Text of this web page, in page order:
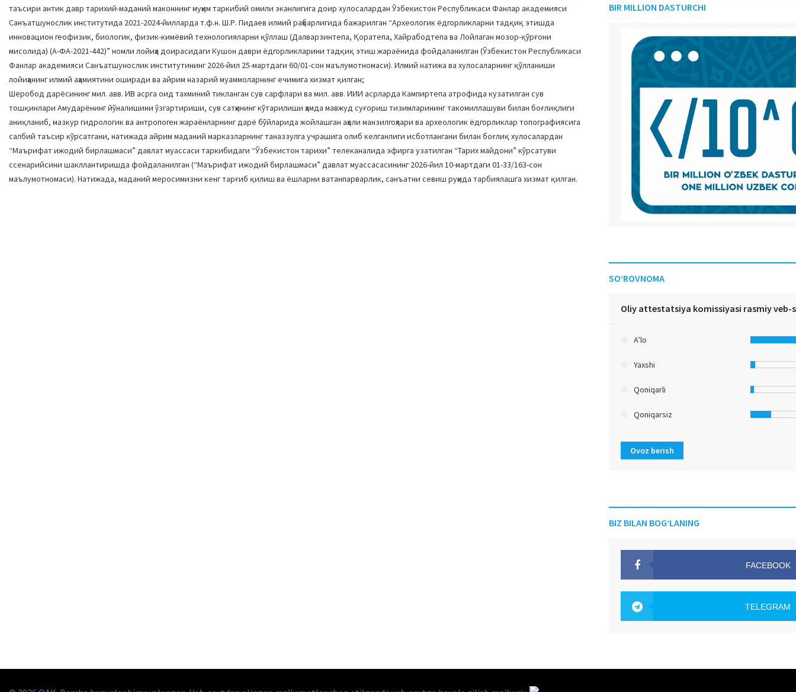
таъсири антик давр тарихий-маданий маконнинг муҳим таркибий омили эканлигига доир хулосалардан Ўзбекистон Республикаси Фанлар академияси
Санъатшунослик институтида 2021-2024-йилларда т.ф.н. Ш.Р. Пидаев илмий раҳбарлигида бажарилган “Археологик ёдгорликларни тадқиқ этишда
инновацион геофизик, биологик, физик-кимёвий технологияларни қўллаш (Далварзинтепа, Қоратепа, Хайрабодтепа ва Лойлаган мозор-қўрғони
мисолида) (А-ФА-2021-442)” номли лойиҳа доирасидаги Кушон даври ёдгорликларини тадқиқ этиш жараёнида фойдаланилган (Ўзбекистон Республикаси
Фанлар академияси Санъатшунослик институтининг 2026-йил 25-мартдаги 60/01-сон маълумотномаси). Илмий натижа ва хулосаларнинг қўлланиши
лойиҳанинг илмий аҳамиятини оширади ва айрим назарий муаммоларнинг ечимига хизмат қилган;
Шеробод дарёсининг мил. авв. ИВ асрга оид тахминий тикланган сув сарфлари ва мил. авв. ИИИ асрларда Кампиртепа атрофида кузатилган сув
тошқинлари Амударёнинг йўналишини ўзгартириши, сув сатҳининг кўтарилиши ҳамда мавжуд суғориш тизимларининг такомиллашуви билан боғлиқлиги
аниқланиб, мазкур гидрологик ва антропоген жараёнларнинг дарё бўйларида жойлашган аҳоли манзилгоҳлари ва археологик ёдгорликлар топографиясига
салбий таъсир кўрсатгани, натижада айрим маданий марказларнинг таназзулга учрашига олиб келганлиги исботлангани билан боғлиқ хулосалардан
“Маърифат ижодий бирлашмаси” давлат муассаси таркибидаги “Ўзбекистон тарихи” телеканалида эфирга узатилган “Тарих майдони” кўрсатуви
ссенарийсини шакллантиришда фойдаланилган (“Маърифат ижодий бирлашмаси” давлат муассасасининг 2026-йил 10-мартдаги 01-33/163-сон
маълумотномаси). Натижада, маданий меросимизни кенг тарғиб қилиш ва ёшларни ватанпарварлик, санъатни севиш руҳида тарбиялашга хизмат қилган.
BIR MILLION DASTURCHI
SO‘ROVNOMA
Oliy attestatsiya komissiyasi rasmiy
A’lo
Yaxshi
Qoniqarli
Qoniqarsiz
Ovoz berish
BIZ BILAN BOG‘LANING
FACEBOOK
TELEGRAM